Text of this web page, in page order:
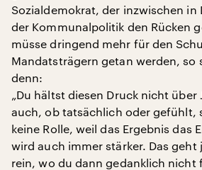
Sozialdemokrat, der inzwischen in
der Kommunalpolitik den Rücken
müsse dringend mehr für den
Mandatsträgern getan werden, so
denn:
„Du hältst diesen Druck nicht über
auch, ob tatsächlich oder gefühlt,
keine Rolle, weil das Ergebnis das
wird auch immer stärker. Das geht
rein, wo du dann gedanklich nicht